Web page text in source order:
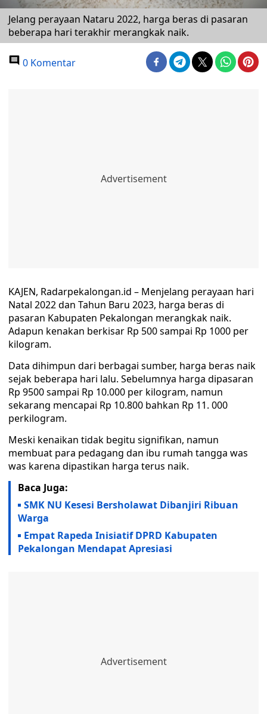
Jelang perayaan Nataru 2022, harga beras di pasaran
beberapa hari terakhir merangkak naik.
0 Komentar
KAJEN, Radarpekalongan.id – Menjelang perayaan hari
Natal 2022 dan Tahun Baru 2023, harga beras di
pasaran Kabupaten Pekalongan merangkak naik.
Adapun kenakan berkisar Rp 500 sampai Rp 1000 per
kilogram.
Data dihimpun dari berbagai sumber, harga beras naik
sejak beberapa hari lalu. Sebelumnya harga dipasaran
Rp 9500 sampai Rp 10.000 per kilogram, namun
sekarang mencapai Rp 10.800 bahkan Rp 11. 000
perkilogram.
Meski kenaikan tidak begitu signifikan, namun
membuat para pedagang dan ibu rumah tangga was
was karena dipastikan harga terus naik.
Baca Juga:
SMK NU Kesesi Bersholawat Dibanjiri Ribuan
Warga
Empat Rapeda Inisiatif DPRD Kabupaten
Pekalongan Mendapat Apresiasi